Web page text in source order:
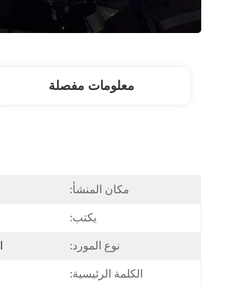
معلومات مفصلة
مكان المنشأ:
يكتب:
نوع المورد:
الكلمة الرئيسية: